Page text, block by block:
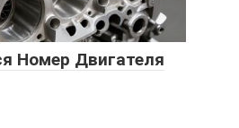
Номер Двигателя